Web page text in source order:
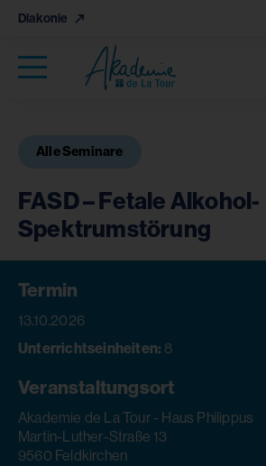
Diakonie
Alle Seminare
FASD – Fetale Alkohol-
Spektrumstörung
Termin
13.10.2026
Unterrichtseinheiten: 8
Veranstaltungsort
Akademie de La Tour - Haus Philippus
Martin-Luther-Straße 13
9560 Feldkirchen